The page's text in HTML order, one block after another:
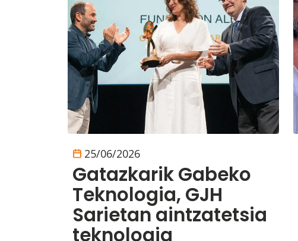
25/06/2026
Gatazkarik Gabeko
Teknologia, GJH
Sarietan aintzatetsia
teknologia